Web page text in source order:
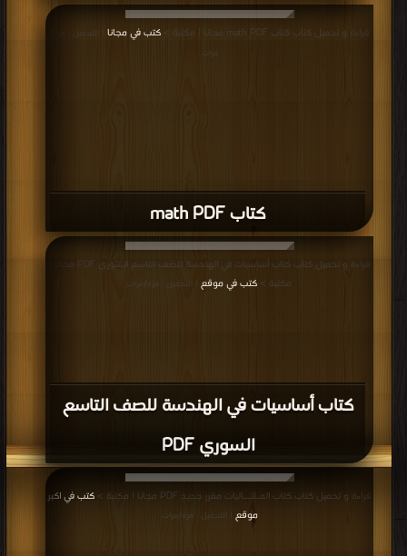
كتاب math PDF
قراءة و تحميل كتاب كتاب math PDF مجانا | مكتبة > كتب في مجانا | التحميل : مرة/
مرات
كتاب أساسيات في الهندسة للصف التاسع
‫‬السوري PDF
قراءة و تحميل كتاب كتاب أساسيات في الهندسة للصف التاسع ‫‬السوري PDF مجانا |
مكتبة > كتب في موقع | التحميل : مرة/مرات
قراءة و تحميل كتاب كتاب المـتتــاليات مقرر جديد PDF مجانا | مكتبة >
كتب في اكبر
موقع
| التحميل : مرة/مرات